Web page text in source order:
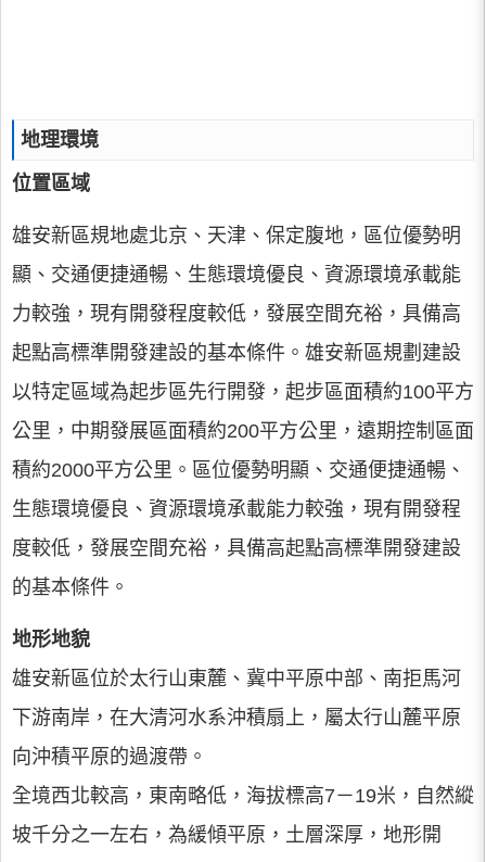
地理環境
位置區域
雄安新區規地處北京、天津、保定腹地，區位優勢明
顯、交通便捷通暢、生態環境優良、資源環境承載能
力較強，現有開發程度較低，發展空間充裕，具備高
起點高標準開發建設的基本條件。雄安新區規劃建設
以特定區域為起步區先行開發，起步區面積約100平方
公里，中期發展區面積約200平方公里，遠期控制區面
積約2000平方公里。區位優勢明顯、交通便捷通暢、
生態環境優良、資源環境承載能力較強，現有開發程
度較低，發展空間充裕，具備高起點高標準開發建設
的基本條件。
地形地貌
雄安新區位於太行山東麓、冀中平原中部、南拒馬河
下游南岸，在大清河水系沖積扇上，屬太行山麓平原
向沖積平原的過渡帶。
全境西北較高，東南略低，海拔標高7－19米，自然縱
坡千分之一左右，為緩傾平原，土層深厚，地形開